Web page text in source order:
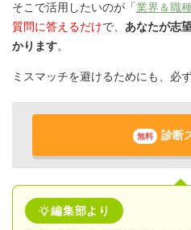
そこで活用したいのが「業界＆職
質問に答えるだけで、 あなたが志
かります。
ミスマッチを避けるためにも、必
無料 診断
編集部より